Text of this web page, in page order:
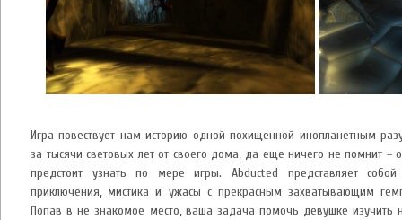
Игра повествует нам историю одной похищенной инопланетным
за тысячи световых лет от своего дома, да еще ничего не помнит –
предстоит узнать по мере игры. Abducted представляет
приключения, мистика и ужасы с прекрасным захватывающим
Попав в не знакомое место, ваша задача помочь девушке